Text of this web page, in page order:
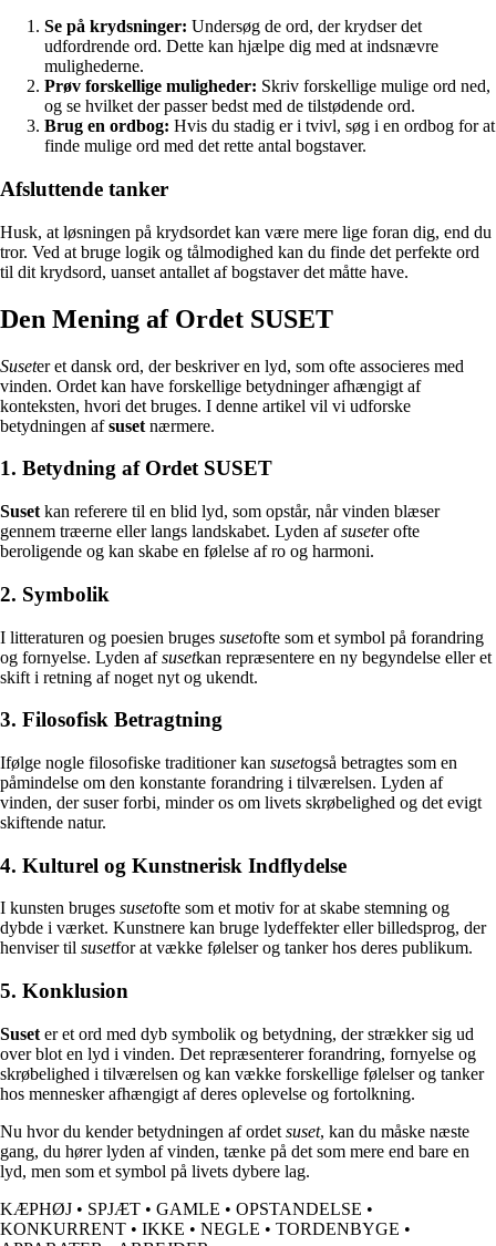
Se på krydsninger: Undersøg de ord, der krydser det
udfordrende ord. Dette kan hjælpe dig med at indsnævre
mulighederne.
Prøv forskellige muligheder: Skriv forskellige mulige ord ned,
og se hvilket der passer bedst med de tilstødende ord.
Brug en ordbog: Hvis du stadig er i tvivl, søg i en ordbog for at
finde mulige ord med det rette antal bogstaver.
Afsluttende tanker
Husk, at løsningen på krydsordet kan være mere lige foran dig, end du
tror. Ved at bruge logik og tålmodighed kan du finde det perfekte ord
til dit krydsord, uanset antallet af bogstaver det måtte have.
Den Mening af Ordet SUSET
Suseter et dansk ord, der beskriver en lyd, som ofte associeres med
vinden. Ordet kan have forskellige betydninger afhængigt af
konteksten, hvori det bruges. I denne artikel vil vi udforske
betydningen afsuset nærmere.
1. Betydning af Ordet SUSET
Suset kan referere til en blid lyd, som opstår, når vinden blæser
gennem træerne eller langs landskabet. Lyden afsuseter ofte
beroligende og kan skabe en følelse af ro og harmoni.
2. Symbolik
I litteraturen og poesien bruges susetofte som et symbol på forandring
og fornyelse. Lyden afsusetkan repræsentere en ny begyndelse eller et
skift i retning af noget nyt og ukendt.
3. Filosofisk Betragtning
Ifølge nogle filosofiske traditioner kan susetogså betragtes som en
påmindelse om den konstante forandring i tilværelsen. Lyden af
vinden, der suser forbi, minder os om livets skrøbelighed og det evigt
skiftende natur.
4. Kulturel og Kunstnerisk Indflydelse
I kunsten bruges susetofte som et motiv for at skabe stemning og
dybde i værket. Kunstnere kan bruge lydeffekter eller billedsprog, der
henviser til susetfor at vække følelser og tanker hos deres publikum.
5. Konklusion
Suset er et ord med dyb symbolik og betydning, der strækker sig ud
over blot en lyd i vinden. Det repræsenterer forandring, fornyelse og
skrøbelighed i tilværelsen og kan vække forskellige følelser og tanker
hos mennesker afhængigt af deres oplevelse og fortolkning.
Nu hvor du kender betydningen af ordet suset, kan du måske næste
gang, du hører lyden af vinden, tænke på det som mere end bare en
lyd, men som et symbol på livets dybere lag.
KÆPHØJ • SPJÆT • GAMLE • OPSTANDELSE •
KONKURRENT • IKKE • NEGLE • TORDENBYGE •